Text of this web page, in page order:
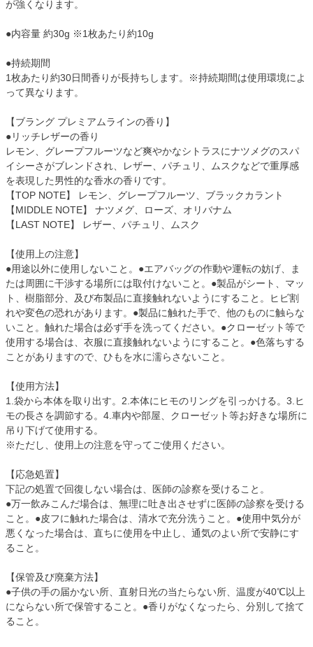
が強くなります。
●内容量 約30g ※1枚あたり約10g
●持続期間
1枚あたり約30日間香りが長持ちします。※持続期間は使用環境によ
って異なります。
【ブラング プレミアムラインの香り】
●リッチレザーの香り
レモン、グレープフルーツなど爽やかなシトラスにナツメグのスパ
イシーさがブレンドされ、レザー、パチュリ、ムスクなどで重厚感
を表現した男性的な香水の香りです。
【TOP NOTE】 レモン、グレープフルーツ、ブラックカラント
【MIDDLE NOTE】 ナツメグ、ローズ、オリバナム
【LAST NOTE】 レザー、パチュリ、ムスク
【使用上の注意】
●用途以外に使用しないこと。●エアバッグの作動や運転の妨げ、ま
たは周囲に干渉する場所には取付けないこと。●製品がシート、マッ
ト、樹脂部分、及び布製品に直接触れないようにすること。ヒビ割
れや変色の恐れがあります。●製品に触れた手で、他のものに触らな
いこと。触れた場合は必ず手を洗ってください。●クローゼット等で
使用する場合は、衣服に直接触れないようにすること。●色落ちする
ことがありますので、ひもを水に濡らさないこと。
【使用方法】
1.袋から本体を取り出す。2.本体にヒモのリングを引っかける。3.ヒ
モの長さを調節する。4.車内や部屋、クローゼット等お好きな場所に
吊り下げて使用する。
※ただし、使用上の注意を守ってご使用ください。
【応急処置】
下記の処置で回復しない場合は、医師の診察を受けること。
●万一飲みこんだ場合は、無理に吐き出させずに医師の診察を受ける
こと。●皮フに触れた場合は、清水で充分洗うこと。●使用中気分が
悪くなった場合は、直ちに使用を中止し、通気のよい所で安静にす
ること。
【保管及び廃棄方法】
●子供の手の届かない所、直射日光の当たらない所、温度が40℃以上
にならない所で保管すること。●香りがなくなったら、分別して捨て
ること。